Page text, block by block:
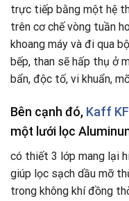
trực tiếp bằng một hệ
trên cơ chế vòng tuần
khoang máy và đi qua
bếp, than sẽ hấp thụ ở
bẩn, độc tố, vi khuẩn,
Bên cạnh đó, Kaff
một lưới lọc
có thiết 3 lớp mang lại
giúp lọc sạch dầu mỡ
trong không khí đồng